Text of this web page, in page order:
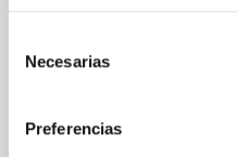
Necesarias
Preferencias